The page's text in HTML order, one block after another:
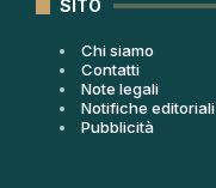
SITO
Chi siamo
Contatti
Note legali
Notifiche editoriali
Pubblicità